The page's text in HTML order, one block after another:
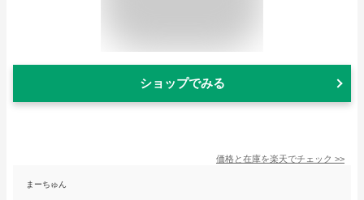
ショップでみる
価格と在庫を楽天でチェック >>
まーちゅん